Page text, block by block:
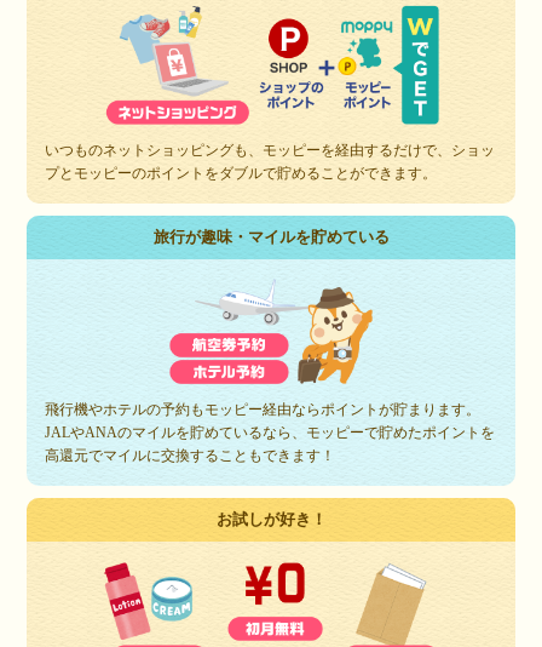
いつものネットショッピングも、モッピーを経由するだけで、ショッ
プとモッピーのポイントをダブルで貯めることができます。
旅行が趣味・マイルを貯めている
飛行機やホテルの予約もモッピー経由ならポイントが貯まります。
JALやANAのマイルを貯めているなら、モッピーで貯めたポイントを
高還元でマイルに交換することもできます！
お試しが好き！